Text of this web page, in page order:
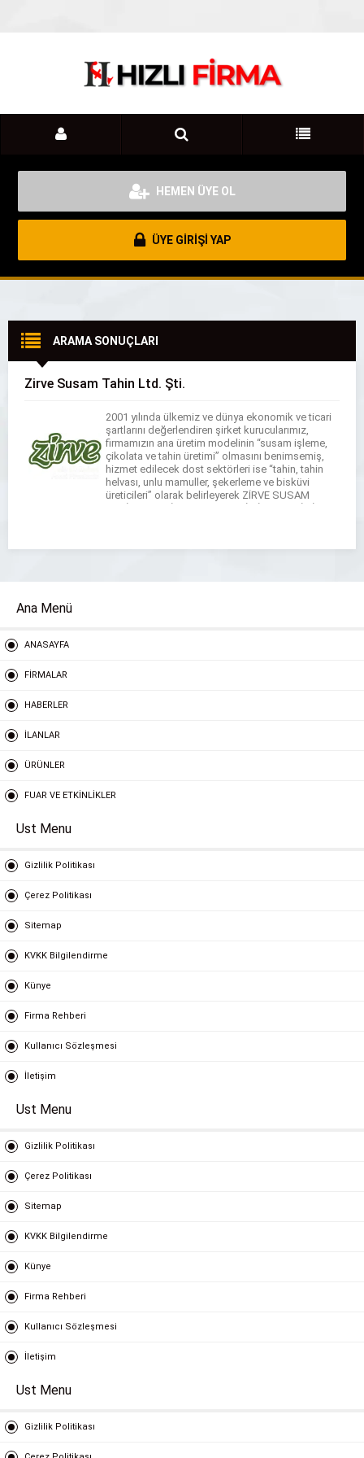
HEMEN ÜYE OL
ÜYE GİRİŞİ YAP
ARAMA SONUÇLARI
Zirve Susam Tahin Ltd. Şti.
2001 yılında ülkemiz ve dünya ekonomik ve ticari
şartlarını değerlendiren şirket kurucularımız,
ﬁrmamızın ana üretim modelinin “susam işleme,
çikolata ve tahin üretimi” olmasını benimsemiş,
hizmet edilecek dost sektörleri ise “tahin, tahin
helvası, unlu mamuller, şekerleme ve bisküvi
üreticileri” olarak belirleyerek ZİRVE SUSAM
Ana Menü
ANASAYFA
FİRMALAR
HABERLER
İLANLAR
ÜRÜNLER
FUAR VE ETKİNLİKLER
Ust Menu
Gizlilik Politikası
Çerez Politikası
Sitemap
KVKK Bilgilendirme
Künye
Firma Rehberi
Kullanıcı Sözleşmesi
İletişim
Ust Menu
Gizlilik Politikası
Çerez Politikası
Sitemap
KVKK Bilgilendirme
Künye
Firma Rehberi
Kullanıcı Sözleşmesi
İletişim
Ust Menu
Gizlilik Politikası